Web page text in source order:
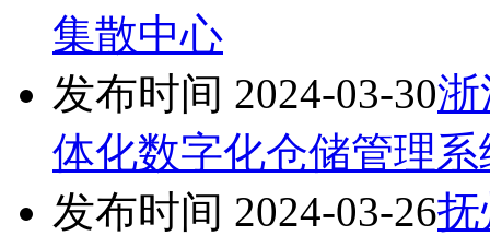
集散中心
发布时间 2024-03-30浙
体化数字化仓储管理系
发布时间 2024-03-26抚